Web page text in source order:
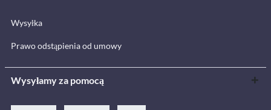
Wysyłka
Prawo odstąpienia od umowy
Wysyłamy za pomocą